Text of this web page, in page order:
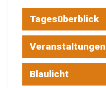
Tagesüberblick
Veranstaltungen
Blaulicht